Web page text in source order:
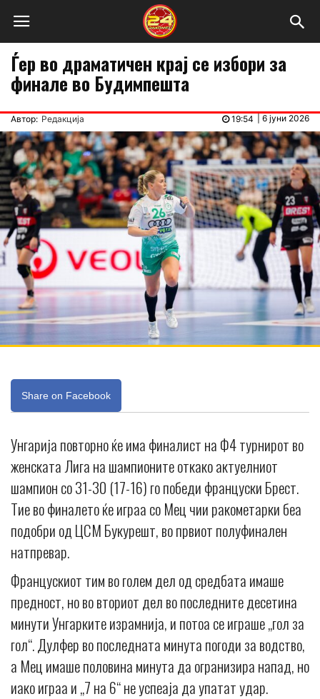
Ѓер во драматичен крај се избори за
финале во Будимпешта
Автор: Редакција 6 јуни 2026
19:54
Share on Facebook
Унгарија повторно ќе има финалист на Ф4 турнирот во
женската Лига на шампионите откако актуелниот
шампион со 31-30 (17-16) го победи француски Брест.
Тие во финалето ќе играа со Мец чии ракометарки беа
подобри од ЦСМ Букурешт, во првиот полуфинален
натпревар.
Францускиот тим во голем дел од средбата имаше
предност, но во вториот дел во последните десетина
минути Унгарките израмнија, и потоа се играше „гол за
гол“. Дулфер во последната минута погоди за водство,
а Мец имаше половина минута да огранизира напад, но
иако играа и „7 на 6“ не успеаја да упатат удар.